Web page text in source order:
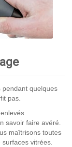
pendant quelques
pas.
savoir faire avéré.
maîtrisons toutes
vitrées.